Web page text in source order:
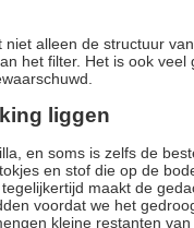
alleen de structuur
het filter. Het is ook
liggen
en soms is zelfs de
en stof die op de
maakt de
voordat we het
kleine restanten